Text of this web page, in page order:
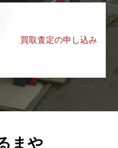
買取査定の申し込み
まや